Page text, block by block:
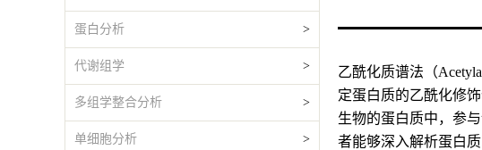
蛋白分析 >
代谢组学 >
多组学整合分析 >
单细胞分析 >
乙酰化质谱法（
定蛋白质的乙酰化修
生物的蛋白质中，参
者能够深入解析蛋白